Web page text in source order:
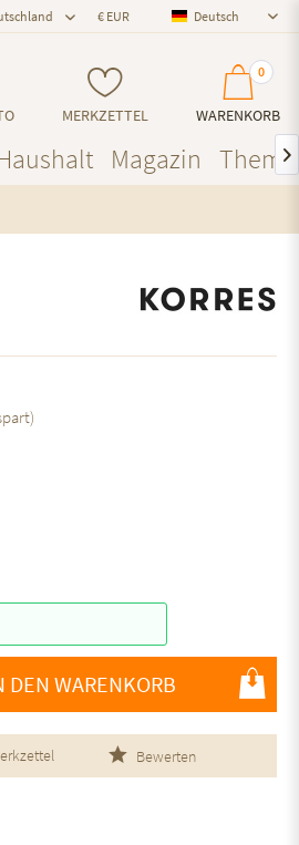
Deutsch
Deutsch
MERKZETTEL
0
WARENKORB
Magazin 
DEN WARENKORB
Bewerten